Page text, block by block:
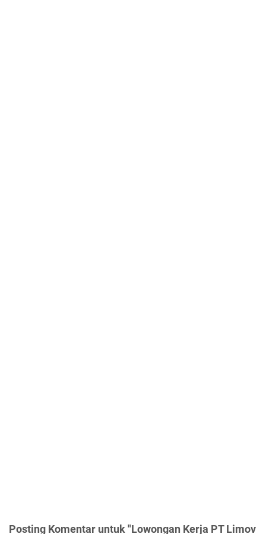
Posting Komentar untuk "Lowongan Kerja PT Limov